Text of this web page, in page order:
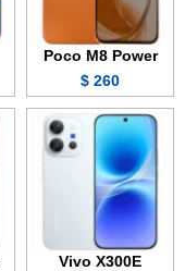
Poco M8 Power
260 $
Vivo X300E